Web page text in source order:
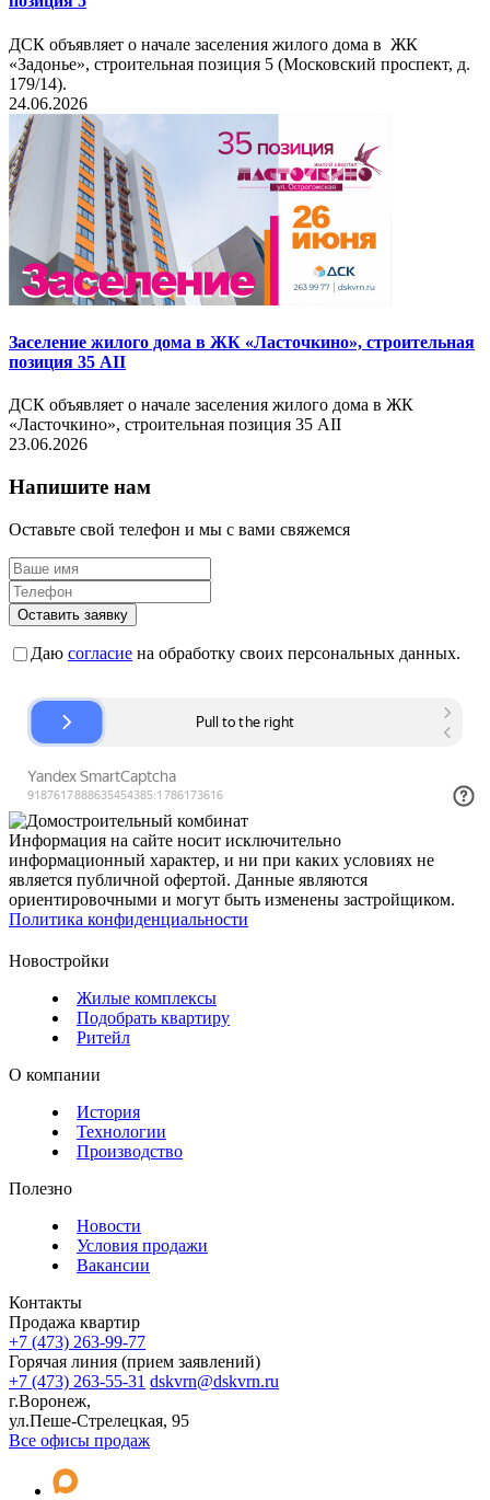
ДСК объявляет о начале заселения жилого дома в ЖК
«Задонье», строительная позиция 5 (Московский проспект, д.
179/14).
24.06.2026
Заселение жилого дома в ЖК «Ласточкино», строительная
позиция 35 AII
ДСК объявляет о начале заселения жилого дома в ЖК
«Ласточкино», строительная позиция 35 AII
23.06.2026
Напишите нам
Оставьте свой телефон и мы с вами свяжемся
Оставить заявку
Даю согласие на обработку своих персональных данных.
Информация на сайте носит исключительно
информационный характер, и ни при каких условиях не
является публичной офертой. Данные являются
ориентировочными и могут быть изменены застройщиком.
Политика конфиденциальности
Новостройки
Жилые комплексы
Подобрать квартиру
Ритейл
О компании
История
Технологии
Производство
Полезно
Новости
Условия продажи
Вакансии
Контакты
Продажа квартир
+7 (473) 263-99-77
Горячая линия (прием заявлений)
+7 (473) 263-55-31 dskvrn@dskvrn.ru
г.Воронеж,
ул.Пеше-Стрелецкая, 95
Все офисы продаж